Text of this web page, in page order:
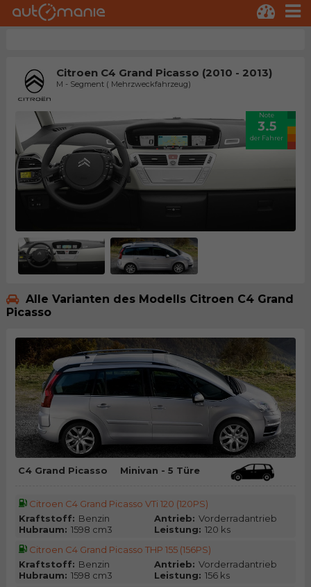
Citroen C4 Grand Picasso (2010 - 2013)
M - Segment ( Mehrzweckfahrzeug)
Note
3.5
der Fahrer
Alle Varianten des Modells Citroen C4 Grand
Picasso
C4 Grand Picasso Minivan - 5 Türe
Citroen C4 Grand Picasso VTi 120 (120PS)
Kraftstoff: Benzin Antrieb: Vorderradantrieb
Hubraum: 1598 cm3 Leistung: 120 ks
Citroen C4 Grand Picasso THP 155 (156PS)
Kraftstoff: Benzin Antrieb: Vorderradantrieb
Hubraum: 1598 cm3 Leistung: 156 ks